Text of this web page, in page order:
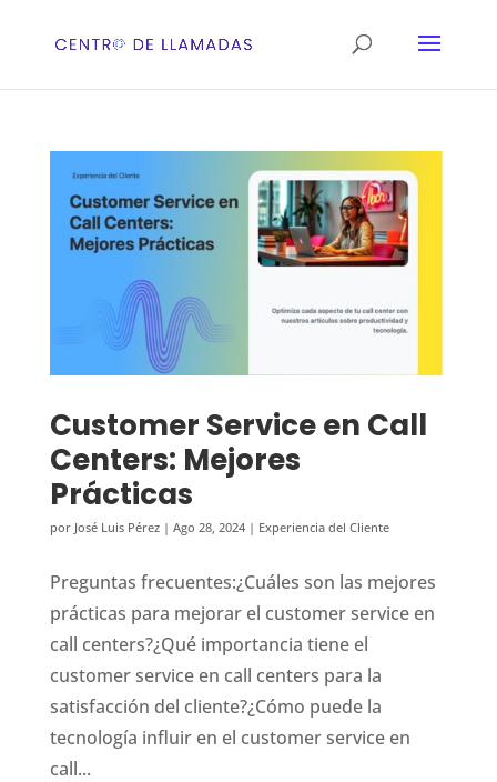
Customer Service en Call
Centers: Mejores
Prácticas
por José Luis Pérez| Ago 28, 2024| Experiencia del Cliente
Preguntas frecuentes:¿Cuáles son las mejores
prácticas para mejorar el customer service en
call centers?¿Qué importancia tiene el
customer service en call centers para la
satisfacción del cliente?¿Cómo puede la
tecnología influir en el customer service en
call...